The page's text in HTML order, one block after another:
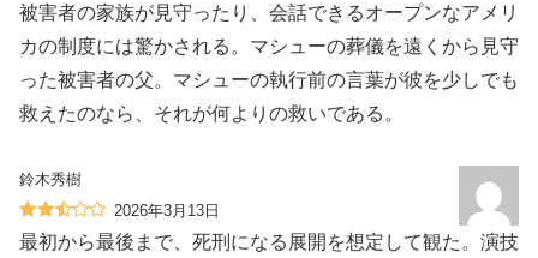
被害者の家族が見守ったり、会話できるオープンなアメリ
カの制度には驚かされる。マシューの葬儀を遠くから見守
った被害者の父。マシューの執行前の言葉が彼を少しでも
救えたのなら、それが何よりの救いである。
鈴木秀樹
2026年3月13日
最初から最後まで、死刑になる展開を想定して観た。演技